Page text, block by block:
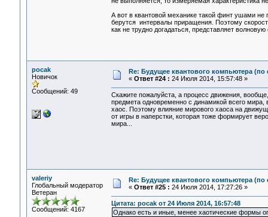
А вот в квантовой механике такой финт ушами не
берутся интервалы приращения. Поэтому
как не трудно догадаться, представляет
pocak
Новичок
Сообщений: 49
Re: Будущее квантового компьютера (по
« Ответ #24 : 24 Июля 2014, 15:57:48 »
Скажите пожалуйста, а процесс движения,
предмета одновременно с динамикой всего
хаос. Поэтому влияние мирового хаоса на
от игры в наперстки, которая тоже формирует
мира...
valeriy
Глобальный модератор
Ветеран
Сообщений: 4167
Re: Будущее квантового компьютера (по
« Ответ #25 : 24 Июля 2014, 17:27:26 »
Цитата: pocak от 24 Июля 2014, 16:57:48
Однако есть и иные, менее хаотические формы